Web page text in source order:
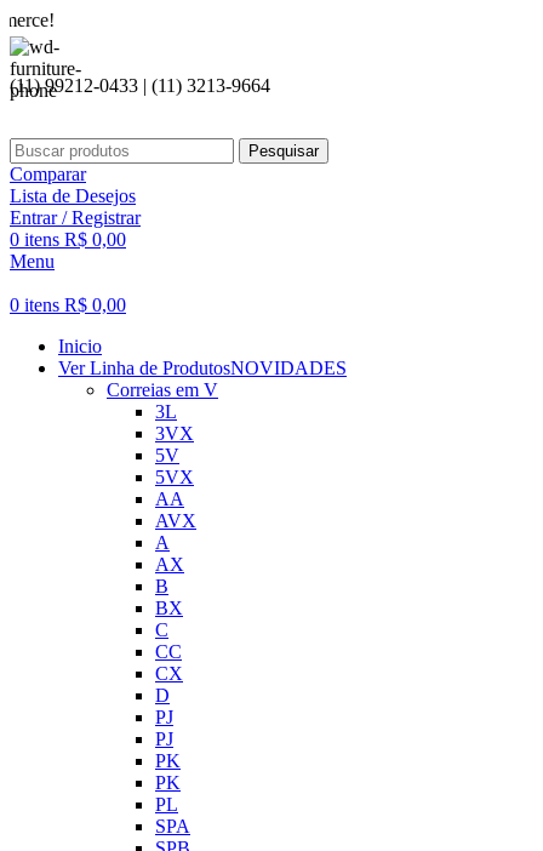
(11) 99212-0433 | (11) 3213-9664
Pesquisar
Comparar
Lista de Desejos
Entrar / Registrar
0 itens R$ 0,00
Menu
0 itens R$ 0,00
Inicio
Ver Linha de ProdutosNOVIDADES
Correias em V
3L
3VX
5V
5VX
AA
AVX
A
AX
B
BX
C
CC
CX
D
PJ
PJ
PK
PK
PL
SPA